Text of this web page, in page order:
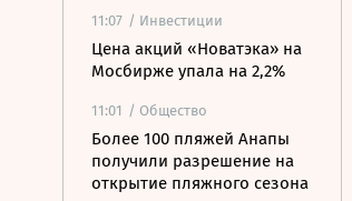
11:07 / Инвестиции
Цена акций «Новатэка» на
Мосбирже упала на 2,2%
11:01 / Общество
Более 100 пляжей Анапы
получили разрешение на
открытие пляжного сезона